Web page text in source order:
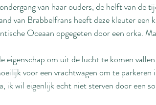
van haar ouders, de helft van de
van Brabbelfrans heeft deze kleuter een
Oceaan opgegeten door een orka.
eigenschap om uit de lucht te komen
voor een vrachtwagen om te parkeren
ik wil eigenlijk echt niet sterven door een